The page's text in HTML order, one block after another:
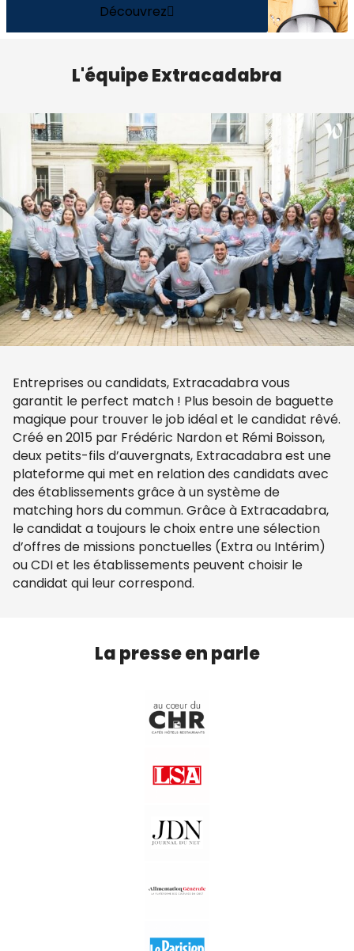
Découvrez
L'équipe Extracadabra
Entreprises ou candidats, Extracadabra vous
garantit le perfect match ! Plus besoin de baguette
magique pour trouver le job idéal et le candidat rêvé.
Créé en 2015 par Frédéric Nardon et Rémi Boisson,
deux petits-fils d’auvergnats, Extracadabra est une
plateforme qui met en relation des candidats avec
des établissements grâce à un système de
matching hors du commun. Grâce à Extracadabra,
le candidat a toujours le choix entre une sélection
d’offres de missions ponctuelles (Extra ou Intérim)
ou CDI et les établissements peuvent choisir le
candidat qui leur correspond.
La presse en parle